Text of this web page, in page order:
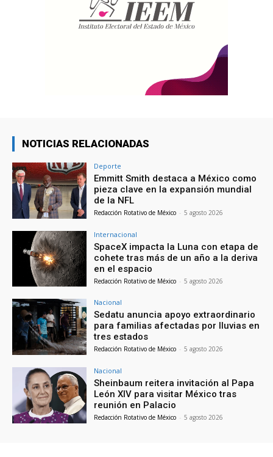
NOTICIAS RELACIONADAS
Deporte
Emmitt Smith destaca a México como
pieza clave en la expansión mundial
de la NFL
Redacción Rotativo de México - 5 agosto 2026
Internacional
SpaceX impacta la Luna con etapa de
cohete tras más de un año a la deriva
en el espacio
Redacción Rotativo de México - 5 agosto 2026
Nacional
Sedatu anuncia apoyo extraordinario
para familias afectadas por lluvias en
tres estados
Redacción Rotativo de México - 5 agosto 2026
Nacional
Sheinbaum reitera invitación al Papa
León XIV para visitar México tras
reunión en Palacio
Redacción Rotativo de México - 5 agosto 2026